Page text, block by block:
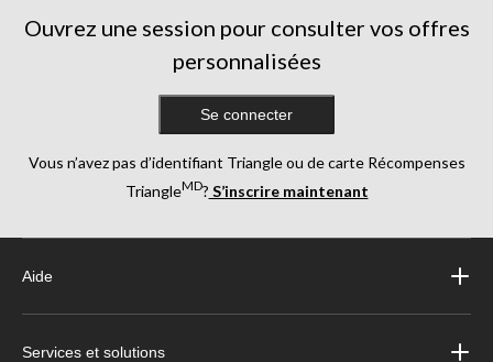
Ouvrez une session pour consulter vos offres
personnalisées
Se connecter
Vous n’avez pas d’identifiant Triangle ou de carte Récompenses
TriangleMD? S’inscrire maintenant
Aide
Services et solutions